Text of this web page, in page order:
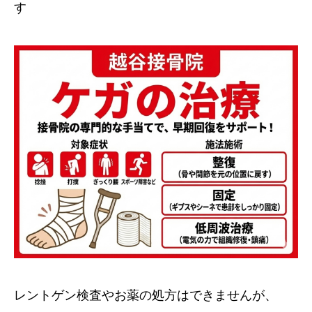
す
レントゲン検査やお薬の処方はできませんが、